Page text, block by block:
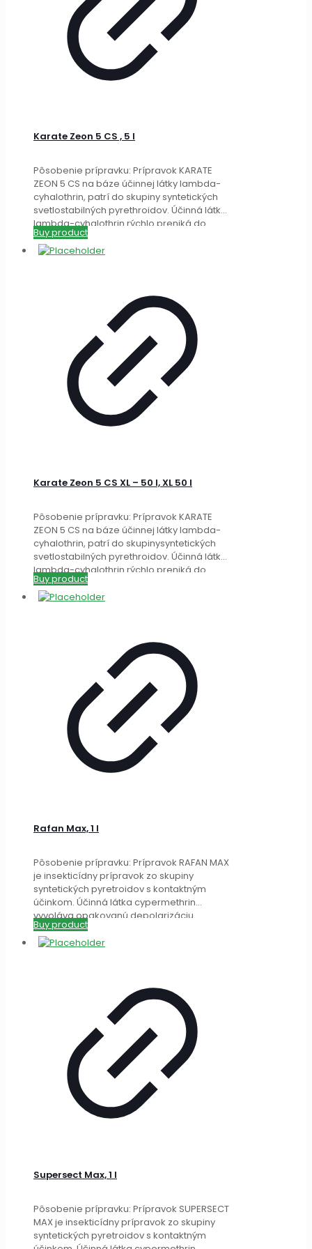
Karate Zeon 5 CS , 5 l
Pôsobenie prípravku: Prípravok KARATE
ZEON 5 CS na báze účinnej látky lambda-
cyhalothrin, patrí do skupiny syntetických
svetlostabilných pyrethroidov. Účinná látka
lambda-cyhalothrin rýchlo preniká do
kutikuly hmyzu
Buy product
Karate Zeon 5 CS XL – 50 l, XL 50 l
Pôsobenie prípravku: Prípravok KARATE
ZEON 5 CS na báze účinnej látky lambda-
cyhalothrin, patrí do skupinysyntetických
svetlostabilných pyrethroidov. Účinná látka
lambda-cyhalothrin rýchlo preniká do
kutikuly hmyzu a
Buy product
Rafan Max, 1 l
Pôsobenie prípravku: Prípravok RAFAN MAX
je insekticídny prípravok zo skupiny
syntetických pyretroidov s kontaktným
účinkom. Účinná látka cypermethrin
vyvoláva opakovanú depolarizáciu
nervových membrán, nasledovanú kŕčom
a[…]
Buy product
Supersect Max, 1 l
Pôsobenie prípravku: Prípravok SUPERSECT
MAX je insekticídny prípravok zo skupiny
syntetických pyretroidov s kontaktným